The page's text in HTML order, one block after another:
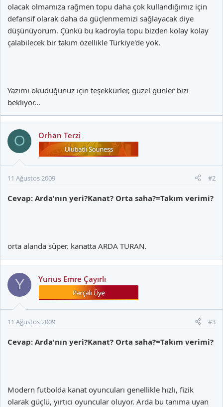
olacak olmamıza rağmen topu daha çok kullandığımız için
defansif olarak daha da güçlenmemizi sağlayacak diye
düşünüyorum. Çünkü bu kadroyla topu bizden kolay kolay
çalabilecek bir takım özellikle Türkiye'de yok.
Yazımı okuduğunuz için teşekkürler, güzel günler bizi
bekliyor...
O Orhan Terzi
11 Ağustos 2009 #2
Cevap: Arda'nın yeri?Kanat? Orta saha?=Takım verimi?
orta alanda süper. kanatta ARDA TURAN.
Y Yunus Emre Çayırlı
11 Ağustos 2009 #3
Cevap: Arda'nın yeri?Kanat? Orta saha?=Takım verimi?
Modern futbolda kanat oyuncuları genellikle hızlı, fizik
olarak güçlü, yırtıcı oyuncular oluyor. Arda bu tanıma uyan